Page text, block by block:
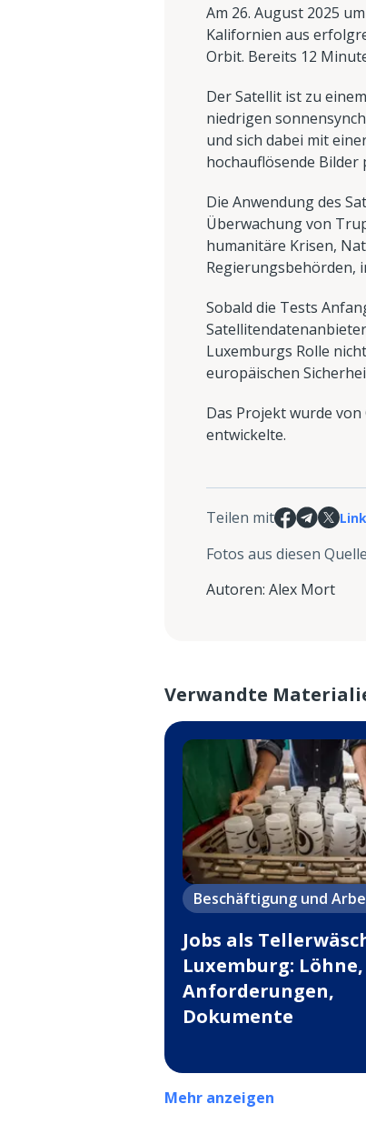
Am 26. August 2025
Kalifornien aus
Orbit. Bereits 12
Der Satellit ist zu
niedrigen
und sich dabei mit
hochauflösende Bilder
Die Anwendung des
Überwachung von
humanitäre Krisen,
Regierungsbehörden,
Sobald die Tests
Luxemburgs Rolle
europäischen
Das Projekt wurde
entwickelte.
Teilen mit
Fotos aus diesen
Autoren: Alex Mort
Verwandte
Beschäftigung und
Jobs als
Luxemburg: Löhne,
Anforderungen,
Dokumente
Mehr anzeigen